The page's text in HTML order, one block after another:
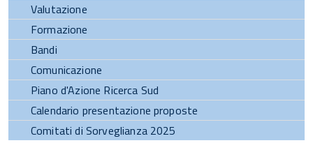
Valutazione
Formazione
Bandi
Comunicazione
Piano d'Azione Ricerca Sud
Calendario presentazione proposte
Comitati di Sorveglianza 2025